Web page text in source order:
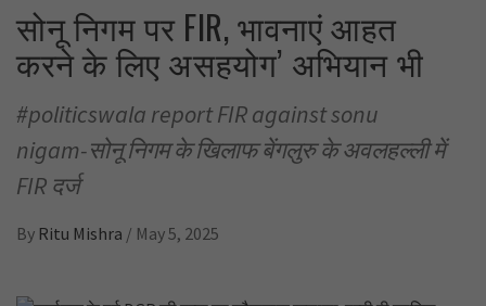
सोनू निगम पर FIR, भावनाएं आहत
करने के लिए असहयोग’ अभियान भी
#politicswala report FIR against sonu
nigam-सोनू निगम के खिलाफ बेंगलुरु के अवलहल्ली में
FIR दर्ज
By Ritu Mishra / May 5, 2025